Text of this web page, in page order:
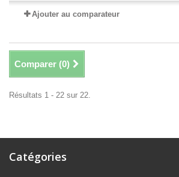
Ajouter au comparateur
Comparer (0)
Résultats 1 - 22 sur 22.
Catégories